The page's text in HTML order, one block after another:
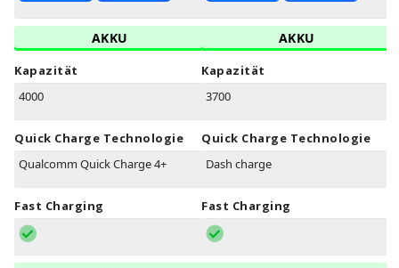
AKKU
Kapazität
4000
Quick Charge Technologie
Qualcomm Quick Charge 4+
Fast Charging
AKKU
Kapazität
3700
Quick Charge Technologie
Dash charge
Fast Charging